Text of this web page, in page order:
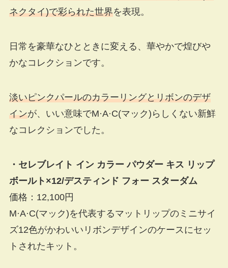
ネクタイ)で彩られた世界を表現。
日常を豪華なひとときに変える、華やかで煌びや
かなコレクションです。
淡いピンクパールのカラーリングとリボンのデザ
インが、いい意味でM·A·C(マック)らしくない新鮮
なコレクションでした。
・セレブレイト イン カラー パウダー キス リップ
ボールト×12/デスティンド フォー スターダム
価格：12,100円
M·A·C(マック)を代表するマットリップのミニサイ
ズ12色がかわいいリボンデザインのケースにセッ
トされたキット。